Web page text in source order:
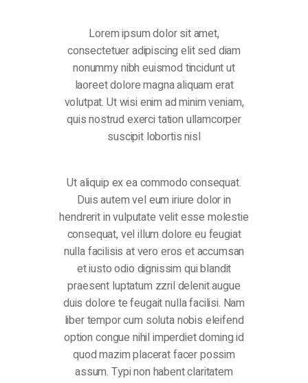
Lorem ipsum dolor sit amet,
consectetuer adipiscing elit sed diam
nonummy nibh euismod tincidunt ut
laoreet dolore magna aliquam erat
volutpat. Ut wisi enim ad minim veniam,
quis nostrud exerci tation ullamcorper
suscipit lobortis nisl
Ut aliquip ex ea commodo consequat.
Duis autem vel eum iriure dolor in
hendrerit in vulputate velit esse molestie
consequat, vel illum dolore eu feugiat
nulla facilisis at vero eros et accumsan
et iusto odio dignissim qui blandit
praesent luptatum zzril delenit augue
duis dolore te feugait nulla facilisi. Nam
liber tempor cum soluta nobis eleifend
option congue nihil imperdiet doming id
quod mazim placerat facer possim
assum. Typi non habent claritatem